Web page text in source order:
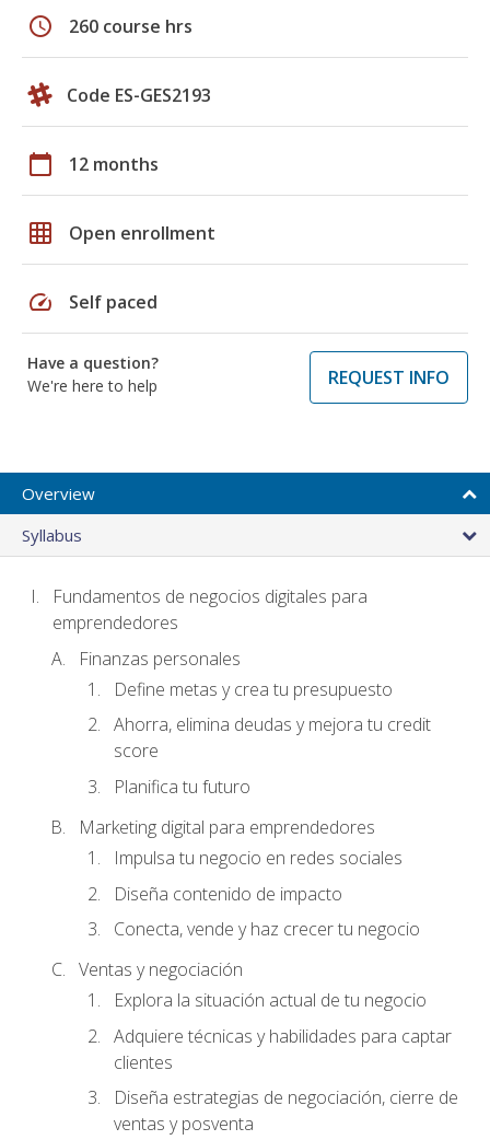
schedule 260 course hrs
Code ES-GES2193
calendar_today 12 months
grid_on Open enrollment
speed Self paced
Have a question?
We're here to help
REQUEST INFO
Overview
Syllabus
Fundamentos de negocios digitales para
emprendedores
Finanzas personales
Define metas y crea tu presupuesto
Ahorra, elimina deudas y mejora tu credit
score
Planifica tu futuro
Marketing digital para emprendedores
Impulsa tu negocio en redes sociales
Diseña contenido de impacto
Conecta, vende y haz crecer tu negocio
Ventas y negociación
Explora la situación actual de tu negocio
Adquiere técnicas y habilidades para captar
clientes
Diseña estrategias de negociación, cierre de
ventas y posventa